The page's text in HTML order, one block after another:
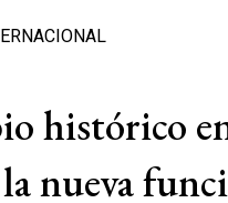
histórico
nueva